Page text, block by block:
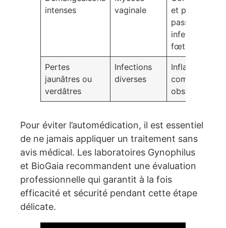
intenses
vaginale
et possible
passage
infection au
fœtus
Pertes
jaunâtres ou
verdâtres
Infections
diverses
Inflammation,
complications
obstétricales
Pour éviter l’automédication, il est essentiel
de ne jamais appliquer un traitement sans
avis médical. Les laboratoires Gynophilus
et BioGaia recommandent une évaluation
professionnelle qui garantit à la fois
efficacité et sécurité pendant cette étape
délicate.